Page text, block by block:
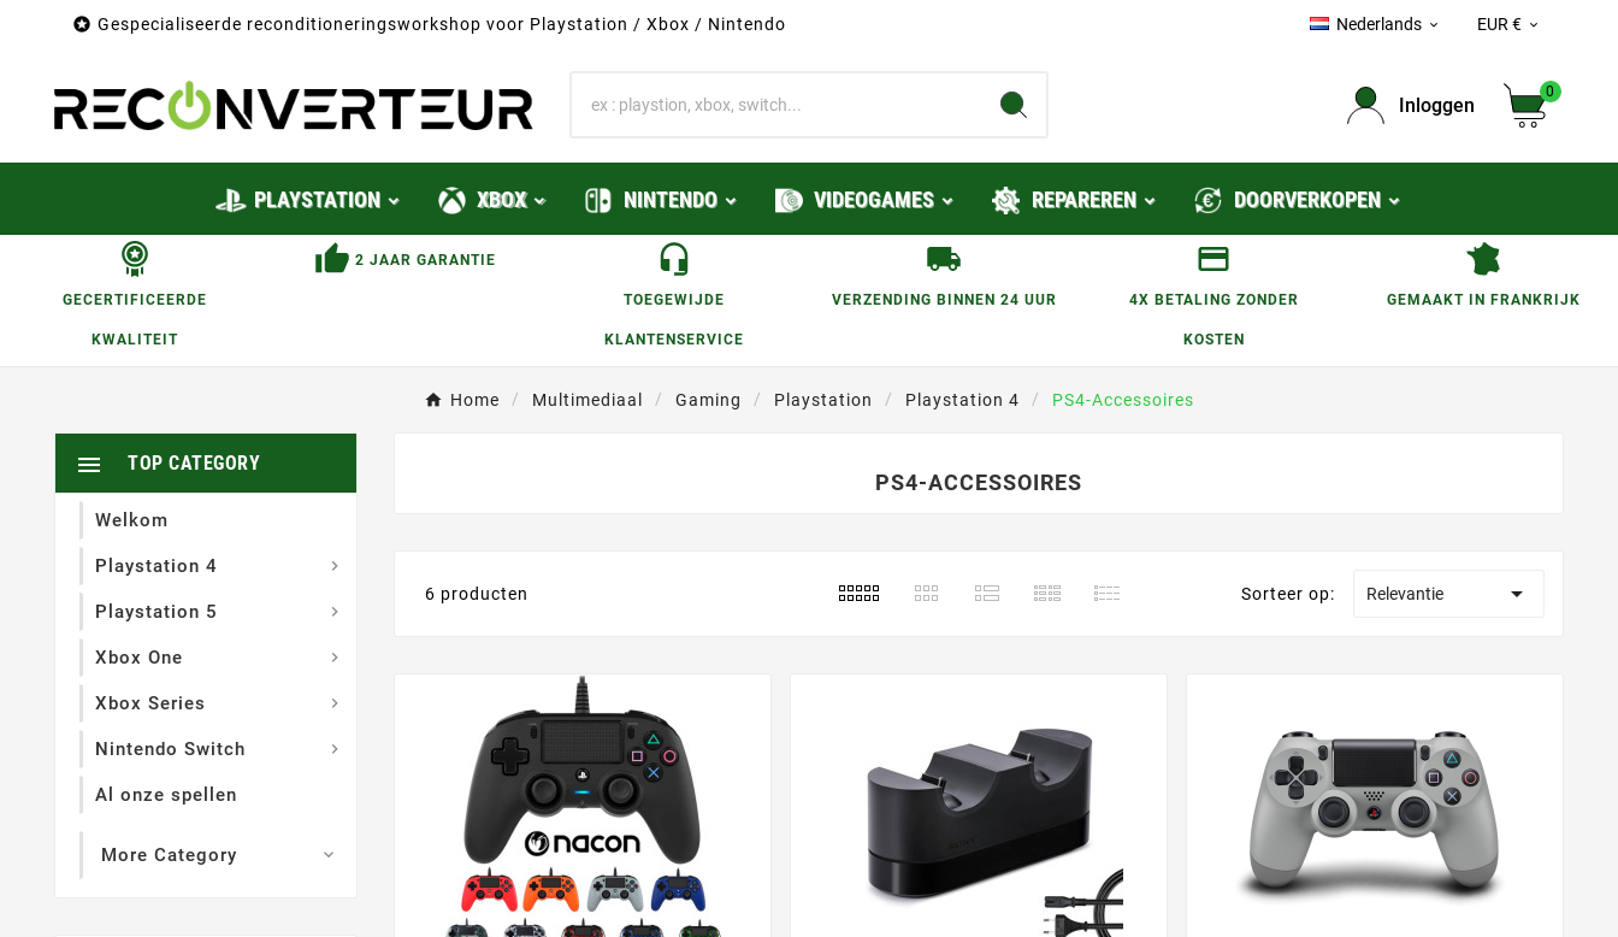
 Gespecialiseerde reconditioneringsworkshop voor Playstation / Xbox / Nintendo Nederlands  EUR € 
Inloggen
0
PLAYSTATION XBOX NINTENDO VIDEOGAMES REPAREREN DOORVERKOPEN
GECERTIFICEERDE
KWALITEIT
2 JAAR GARANTIE
TOEGEWIJDE
KLANTENSERVICE
VERZENDING BINNEN 24 UUR 4X BETALING ZONDER
KOSTEN
GEMAAKT IN FRANKRIJK
Home Multimediaal Gaming Playstation Playstation 4 PS4-Accessoires
TOP CATEGORY

Welkom
Playstation 4 
Playstation 5 
Xbox One 
Xbox Series 
Nintendo Switch 
Al onze spellen
More Category 
PS4-ACCESSOIRES
6 producten Sorteer op: Relevantie 